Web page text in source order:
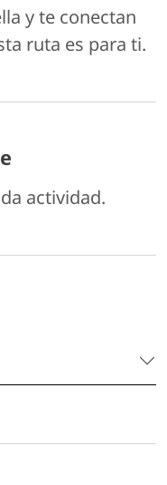
y te conectan
ruta es para ti.
actividad.